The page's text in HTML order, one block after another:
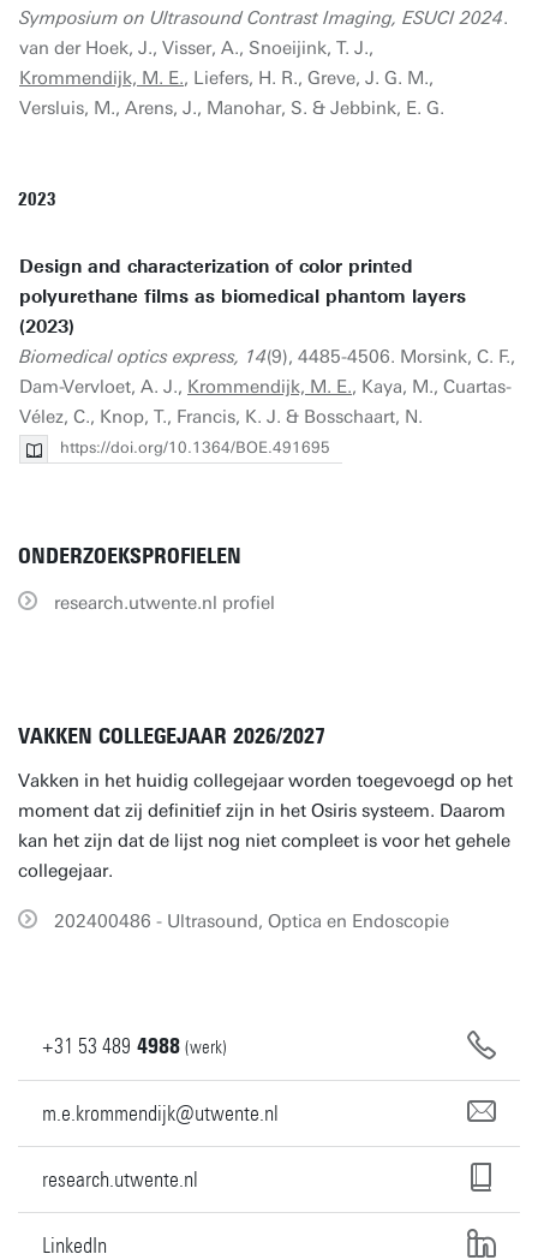
Symposium on Ultrasound Contrast Imaging, ESUCI 2024.
van der Hoek, J., Visser, A., Snoeijink, T. J.,
Krommendijk, M. E., Liefers, H. R., Greve, J. G. M.,
Versluis, M., Arens, J., Manohar, S. & Jebbink, E. G.
2023
Design and characterization of color printed
polyurethane films as biomedical phantom layers
(2023)
Biomedical optics express, 14(9), 4485-4506. Morsink, C. F.,
Dam-Vervloet, A. J., Krommendijk, M. E., Kaya, M., Cuartas-
Vélez, C., Knop, T., Francis, K. J. & Bosschaart, N.
https://doi.org/10.1364/BOE.491695
ONDERZOEKSPROFIELEN
research.utwente.nl profiel
VAKKEN COLLEGEJAAR 2026/2027
Vakken in het huidig collegejaar worden toegevoegd op het
moment dat zij definitief zijn in het Osiris systeem. Daarom
kan het zijn dat de lijst nog niet compleet is voor het gehele
collegejaar.
202400486 - Ultrasound, Optica en Endoscopie
+31 53 489 4988 (werk)
m.e.krommendijk@utwente.nl
research.utwente.nl
LinkedIn